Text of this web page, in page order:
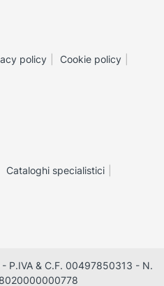
policy
Cookie policy
Cataloghi specialistici
P.IVA & C.F. 00497850313 - N.